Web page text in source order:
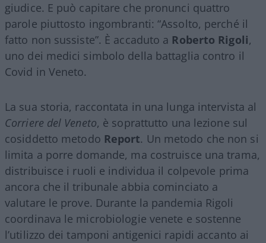
giudice. E può capitare che pronunci quattro
parole piuttosto ingombranti: “Assolto, perché il
fatto non sussiste”. È accaduto a Roberto Rigoli,
uno dei medici simbolo della battaglia contro il
Covid in Veneto.
La sua storia, raccontata in una lunga intervista al
Corriere del Veneto, è soprattutto una lezione sul
cosiddetto metodo Report. Un metodo che non si
limita a porre domande, ma costruisce una trama,
distribuisce i ruoli e individua il colpevole prima
ancora che il tribunale abbia cominciato a
valutare le prove. Durante la pandemia Rigoli
coordinava le microbiologie venete e sostenne
l’utilizzo dei tamponi antigenici rapidi accanto ai